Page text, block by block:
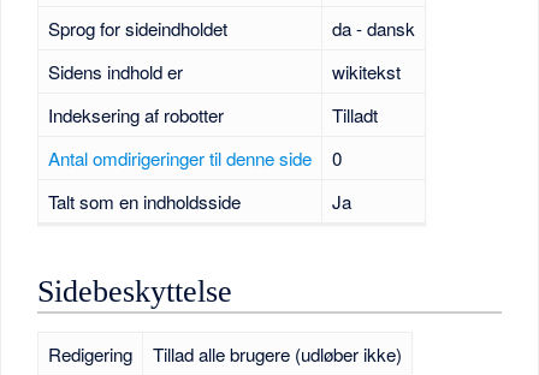
Sprog for sideindholdet
da - dansk
Sidens indhold er
wikitekst
Indeksering af robotter
Tilladt
Antal omdirigeringer til denne side
0
Talt som en indholdsside
Ja
Sidebeskyttelse
Redigering
Tillad alle brugere (udløber ikke)